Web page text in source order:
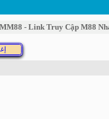
MM88 - Link Truy Cập